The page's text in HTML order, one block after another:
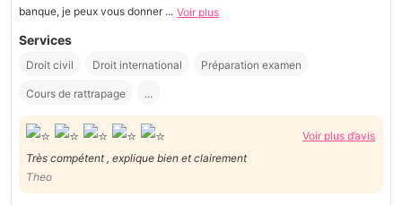
banque, je peux vous donner ... Voir plus
Services
Droit civil Droit international Préparation examen
Cours de rattrapage ...
Voir plus d’avis
Très compétent , explique bien et clairement
Theo